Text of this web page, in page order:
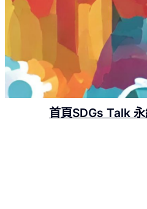
首頁SDGs Talk